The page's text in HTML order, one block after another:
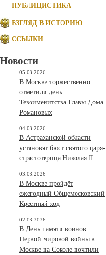
ПУБЛИЦИСТИКА
ВЗГЛЯД В ИСТОРИЮ
ССЫЛКИ
Новости
В Москве торжественно
отметили день
Тезоименитства Главы Дома
Романовых
05.08.2026
В Астраханской области
установят бюст святого царя-
страстотерпца Николая II
04.08.2026
В Москве пройдёт
ежегодный Общемосковский
Крестный ход
03.08.2026
В День памяти воинов
Первой мировой войны в
Москве на Соколе почтили
02.08.2026